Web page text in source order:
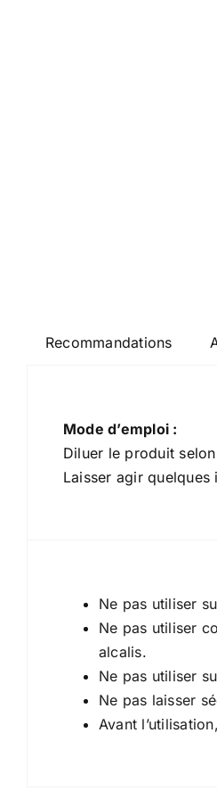
Recommandations
Mode d’emploi :
Diluer le produit
Laisser agir quelques
Ne pas utiliser
Ne pas utiliser
alcalis.
Ne pas utiliser
Ne pas laisser
Avant